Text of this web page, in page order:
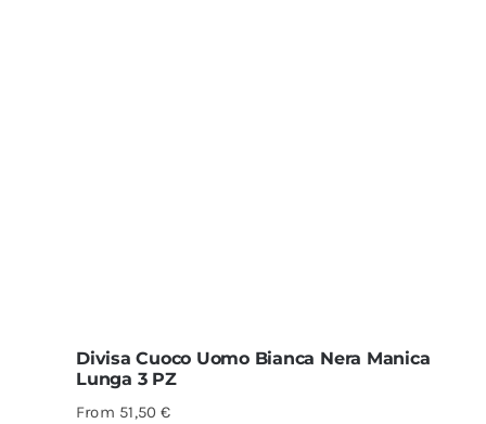
Divisa Cuoco Uomo Bianca Nera Manica
Lunga 3 PZ
From 51,50€